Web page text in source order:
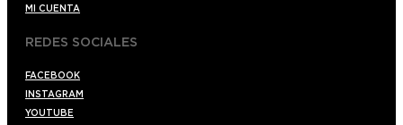
MI CUENTA
REDES SOCIALES
FACEBOOK
INSTAGRAM
YOUTUBE